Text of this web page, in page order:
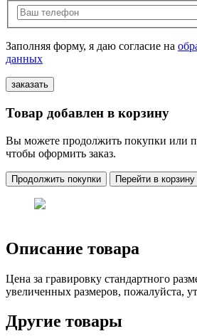
Заполняя форму, я даю согласие на
данных
Товар добавлен в корзину
Вы можете продолжить покупки или
чтобы оформить заказ.
Продолжить покупки Перейти в корзину
Описание товара
Цена за гравировку стандартного
увеличенных размеров, пожалуйста,
Другие товары